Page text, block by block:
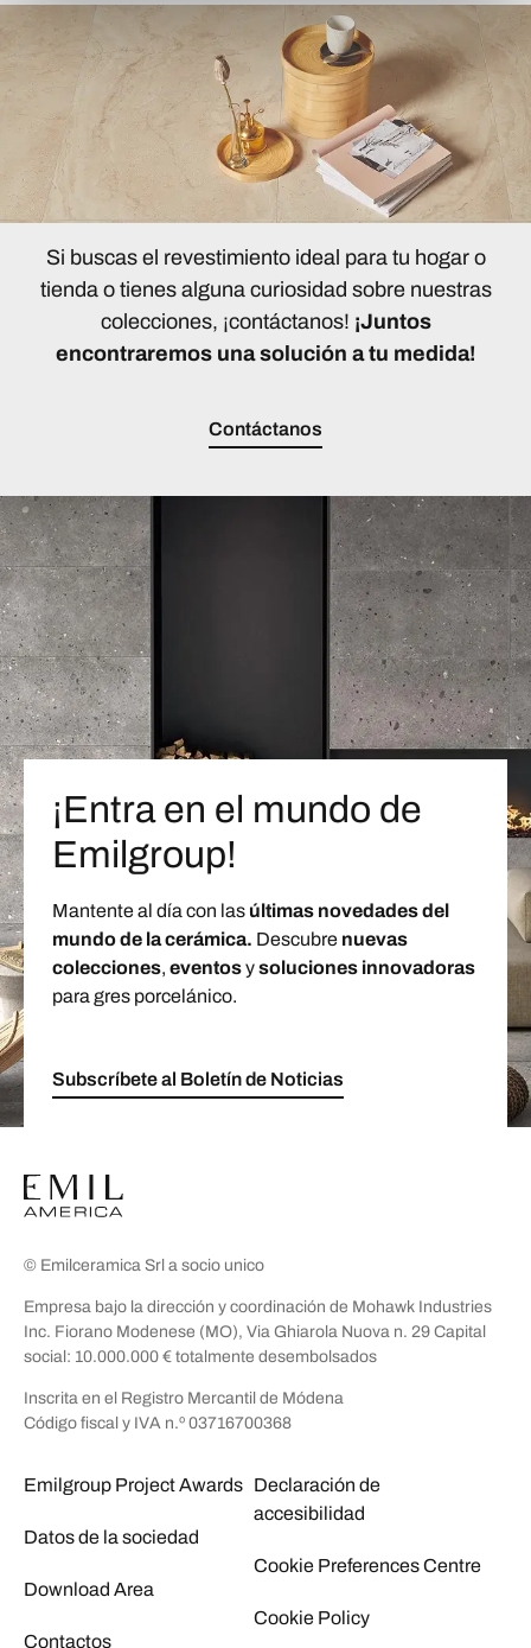
Si buscas el revestimiento ideal para tu hogar o
tienda o tienes alguna curiosidad sobre nuestras
colecciones, ¡contáctanos! ¡Juntos
encontraremos una solución a tu medida!
Contáctanos
¡Entra en el mundo de
Emilgroup!
Mantente al día con las últimas novedades del
mundo de la cerámica. Descubre nuevas
colecciones, eventosysoluciones innovadoras
para gres porcelánico.
Subscríbete al Boletín de Noticias
© Emilceramica Srl a socio unico
Empresa bajo la dirección y coordinación de Mohawk Industries
Inc. Fiorano Modenese (MO), Via Ghiarola Nuova n. 29 Capital
social: 10.000.000 € totalmente desembolsados
Inscrita en el Registro Mercantil de Módena
Código fiscal y IVA n.º 03716700368
Emilgroup Project Awards
Datos de la sociedad
Download Area
Contactos
Declaración de
accesibilidad
Cookie Preferences Centre
Cookie Policy